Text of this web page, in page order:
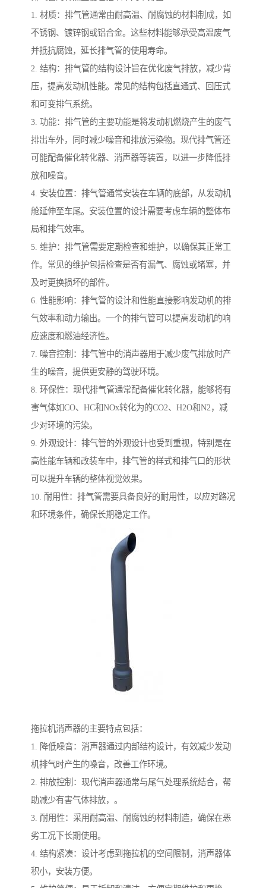
1. 材质：排气管通常由耐高温、耐腐蚀的材料制成，如
不锈钢、镀锌钢或铝合金。这些材料能够承受高温废气
并抵抗腐蚀，延长排气管的使用寿命。
2. 结构：排气管的结构设计旨在优化废气排放，减少背
压，提高发动机性能。常见的结构包括直通式、回压式
和可变排气系统。
3. 功能：排气管的主要功能是将发动机燃烧产生的废气
排出车外，同时减少噪音和排放污染物。现代排气管还
可能配备催化转化器、消声器等装置，以进一步降低排
放和噪音。
4. 安装位置：排气管通常安装在车辆的底部，从发动机
舱延伸至车尾。安装位置的设计需要考虑车辆的整体布
局和排气效率。
5. 维护：排气管需要定期检查和维护，以确保其正常工
作。常见的维护包括检查是否有漏气、腐蚀或堵塞，并
及时更换损坏的部件。
6. 性能影响：排气管的设计和性能直接影响发动机的排
气效率和动力输出。一个的排气管可以提高发动机的响
应速度和燃油经济性。
7. 噪音控制：排气管中的消声器用于减少废气排放时产
生的噪音，提供更安静的驾驶环境。
8. 环保性：现代排气管通常配备催化转化器，能够将有
害气体如CO、HC和NOx转化为的CO2、H2O和N2，减
少对环境的污染。
9. 外观设计：排气管的外观设计也受到重视，特别是在
高性能车辆和改装车中，排气管的样式和排气口的形状
可以提升车辆的整体视觉效果。
10. 耐用性：排气管需要具备良好的耐用性，以应对路况
和环境条件，确保长期稳定工作。
拖拉机消声器的主要特点包括：
1. 降低噪音：消声器通过内部结构设计，有效减少发动
机排气时产生的噪音，改善工作环境。
2. 排放控制：现代消声器通常与尾气处理系统结合，帮
助减少有害气体排放，。
3. 耐用性：采用耐高温、耐腐蚀的材料制造，确保在恶
劣工况下长期使用。
4. 结构紧凑：设计考虑到拖拉机的空间限制，消声器体
积小，安装方便。